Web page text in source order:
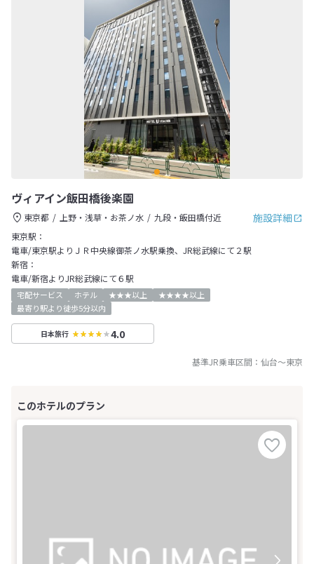
ヴィアイン飯田橋後楽園
施設詳細
東京都 上野・浅草・お茶ノ水
九段・飯田橋付近
東京駅：
電車/東京駅よりＪＲ中央線御茶ノ水駅乗換、JR総武線にて２駅
新宿：
電車/新宿よりJR総武線にて６駅
宅配サービス ホテル ★★★以上
★★★★以上
最寄り駅より徒歩5分以内
日本旅行 4.0
基準JR乗車区間： 仙台～東京